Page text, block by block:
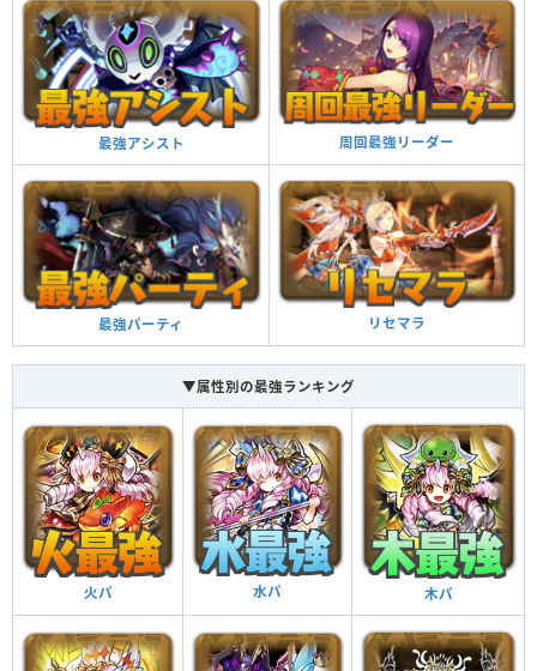
覚醒アシスト
が付与される
副属性変更・水
ダンジョン潜入中、副属性が水属性に変更される
（ダメージは攻撃力の15％分）
コンボ強化
7コンボ以上で攻撃力が2倍、14コンボ以上で攻撃力
が3倍になる
2体攻撃
自分と同じ属性のドロップを4個消すと攻撃力がアッ
プ（2.2倍）し、敵2体に攻撃をする
水ドロップ強化＋
強化された水ドロップの出現率（40％）とダメージ
がかなりアップする（1.1449倍）
最強アシスト 周回最強リーダー
最強パーティ リセマラ
▼属性別の最強ランキング
火パ 水パ 木パ